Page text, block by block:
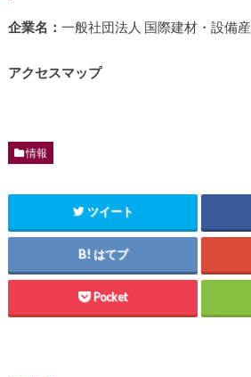
企業名： 一般社団法人 国際建材・設備
アクセスマップ
情報
ツイート
はてブ
Pocket